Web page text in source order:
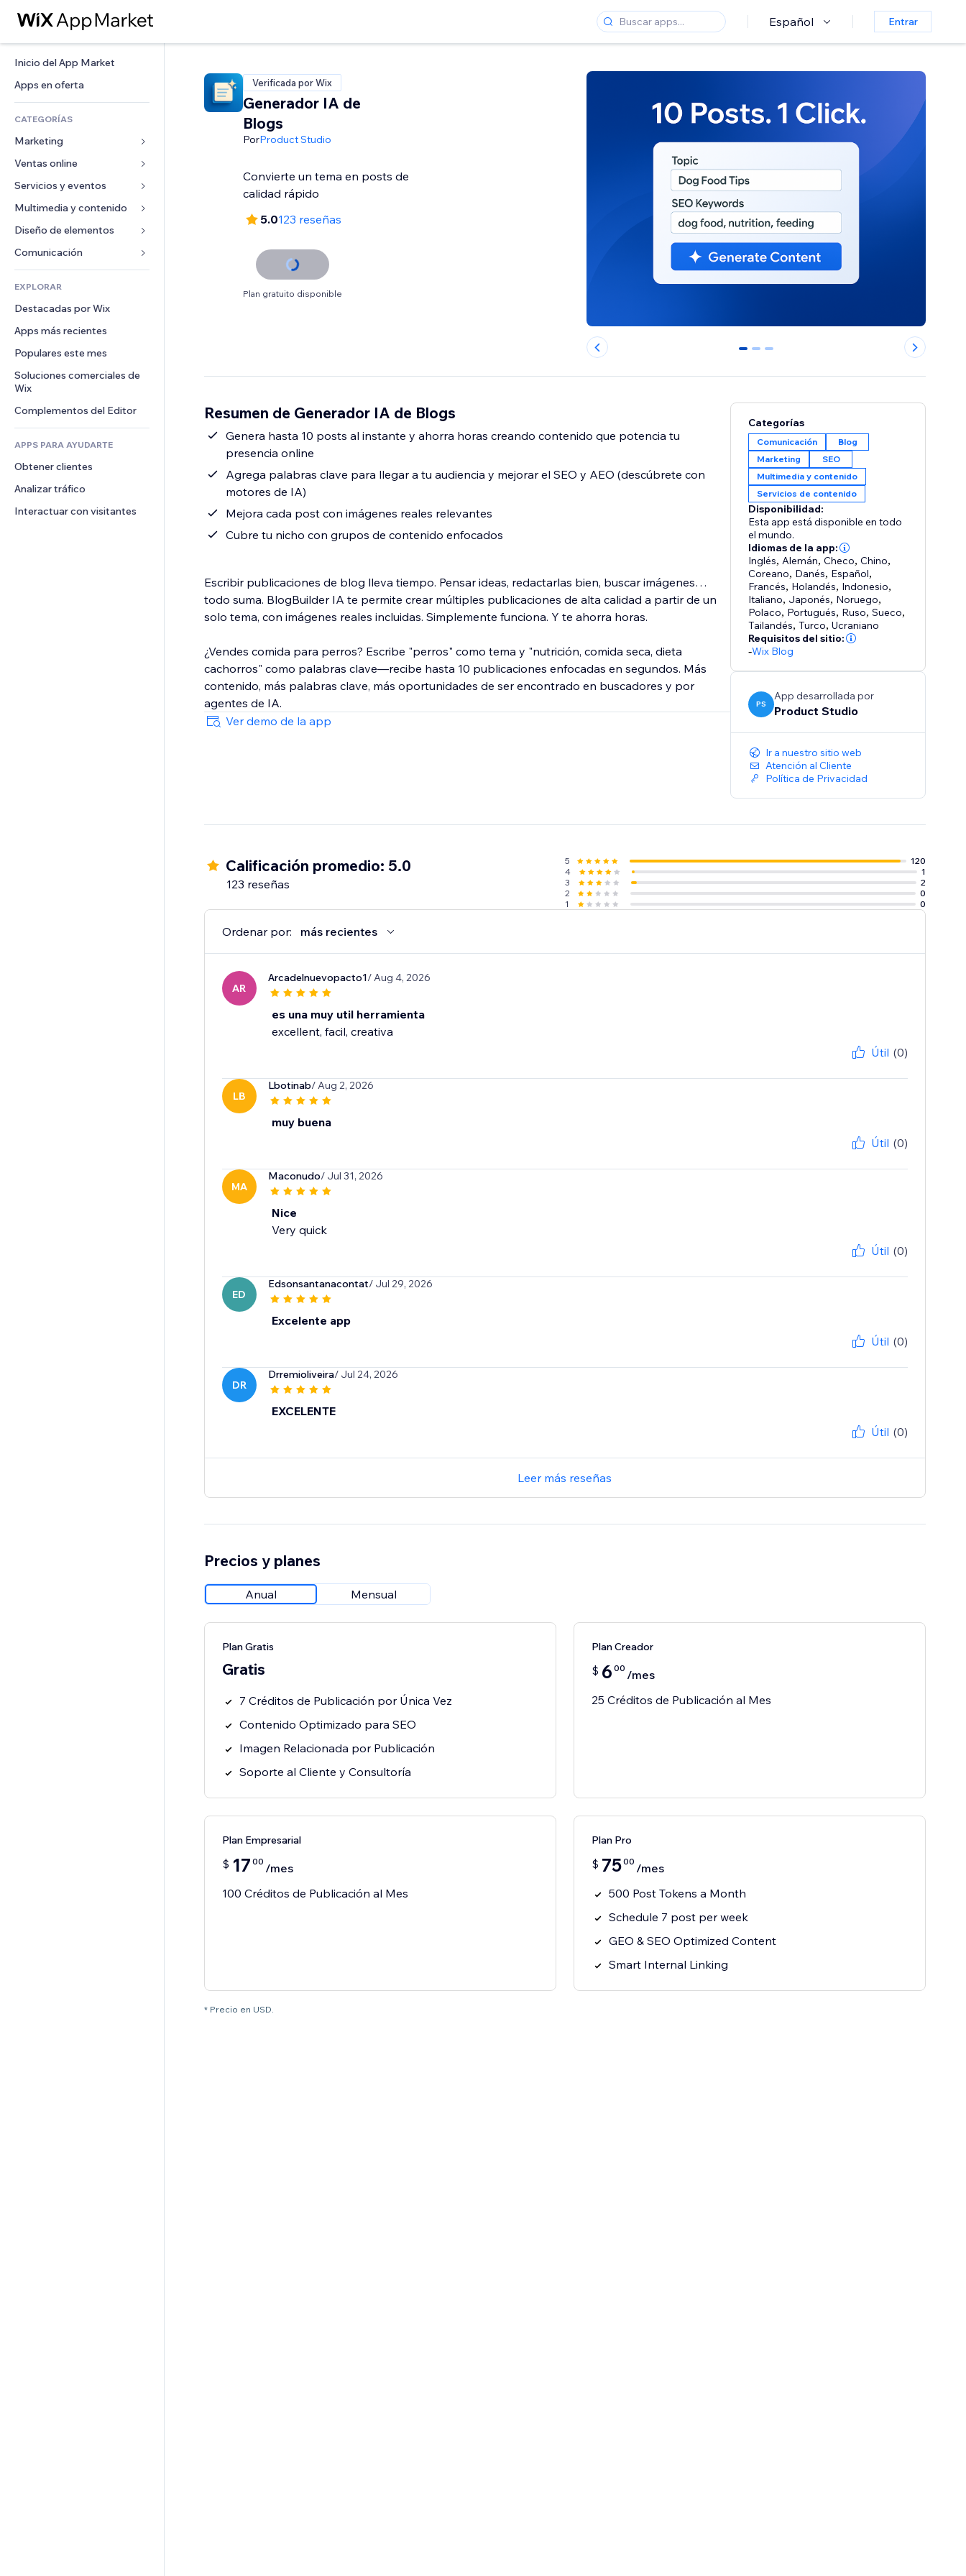
Español Entrar
Inicio del App Market
Apps en oferta
CATEGORÍAS
Marketing
Anuncios
Móvil
Analíticas
Anuncios del sitio
Email
Ventas online
Apps para tiendas
Envíos y entregas
Botones de venta
Contabilidad
Cupones y fidelización
Almacenamiento de mercancía
Crowdfunding
Alimentos y bebidas
Servicios y eventos
Hoteles
Eventos
Restaurantes
Inmobiliarias
Reservas
Multimedia y contenido
Galerías
Música
Pódcast
Fotografía
Video
PDF
Compartir archivos
Noticias
Servicios de contenido
Efectos de texto
Diseño de elementos
Mapas y navegación
Privacidad y seguridad
Reloj
Plantillas para páginas
Efectos de imágenes
Botones y menús
Banners e insignias
Calculadoras
Buscar
Formularios
Encuestas
Chat
Comentarios
Teléfono
Comunidad
Reseñas y testimonios
EXPLORAR
Destacadas por Wix
Apps más recientes
Populares este mes
Soluciones comerciales de
Wix
Complementos del Editor
APPS PARA AYUDARTE
Obtener clientes
Analizar tráfico
Interactuar con visitantes
Verificada por Wix
Generador IA de
Blogs
PorProduct Studio
Convierte un tema en posts de
calidad rápido
5.0123 reseñas
Plan gratuito disponible
0 1 2
Resumen de Generador IA de Blogs
Genera hasta 10 posts al instante y ahorra horas creando contenido que potencia tu
presencia online
Agrega palabras clave para llegar a tu audiencia y mejorar el SEO y AEO (descúbrete con
motores de IA)
Mejora cada post con imágenes reales relevantes
Cubre tu nicho con grupos de contenido enfocados
Escribir publicaciones de blog lleva tiempo. Pensar ideas, redactarlas bien, buscar imágenes…
todo suma. BlogBuilder IA te permite crear múltiples publicaciones de alta calidad a partir de un
solo tema, con imágenes reales incluidas. Simplemente funciona. Y te ahorra horas.
¿Vendes comida para perros? Escribe "perros" como tema y "nutrición, comida seca, dieta
cachorros" como palabras clave—recibe hasta 10 publicaciones enfocadas en segundos. Más
contenido, más palabras clave, más oportunidades de ser encontrado en buscadores y por
agentes de IA.
Ver demo de la app
Categorías
Comunicación
Blog
Marketing
SEO
Multimedia y contenido
Servicios de contenido
Disponibilidad:
Esta app está disponible en todo
el mundo.
Idiomas de la app:
Inglés, Alemán,Checo,Chino,
Coreano, Danés, Español,
Francés, Holandés, Indonesio,
Italiano, Japonés, Noruego,
Polaco, Portugués, Ruso,Sueco,
Tailandés,Turco,Ucraniano
Requisitos del sitio:
-Wix Blog
PS
App desarrollada por
Product Studio
Ir a nuestro sitio web
Atención al Cliente
Política de Privacidad
Calificación promedio: 5.0
123 reseñas
5
120
4
1
3
2
2
0
1
0
Ordenar por: más recientes
AR
Arcadelnuevopacto1/ Aug 4, 2026
es una muy util herramienta
excellent, facil, creativa
Útil (0)
LB
Lbotinab/ Aug 2, 2026
muy buena
Útil (0)
MA
Maconudo/ Jul 31, 2026
Nice
Very quick
Útil (0)
ED
Edsonsantanacontat/ Jul 29, 2026
Excelente app
Útil (0)
DR
Drremioliveira/ Jul 24, 2026
EXCELENTE
Útil (0)
Leer más reseñas
Precios y planes
Anual Mensual
Plan Gratis
Gratis
7 Créditos de Publicación por Única Vez
Contenido Optimizado para SEO
Imagen Relacionada por Publicación
Soporte al Cliente y Consultoría
Plan Creador
$ 6 00 /mes
25 Créditos de Publicación al Mes
Plan Empresarial
$ 17 00 /mes
100 Créditos de Publicación al Mes
Plan Pro
$ 7500 /mes
500 Post Tokens a Month
Schedule 7 post per week
GEO & SEO Optimized Content
Smart Internal Linking
* Precio en USD.